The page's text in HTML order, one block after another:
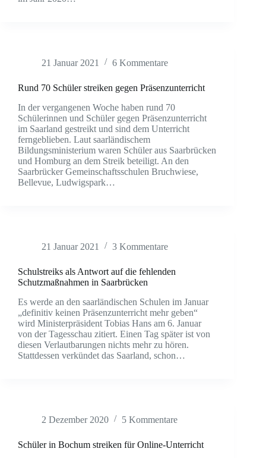
21 Januar 2021 6 Kommentare
Rund 70 Schüler streiken gegen Präsenzunterricht
In der vergangenen Woche haben rund 70
Schülerinnen und Schüler gegen Präsenzunterricht
im Saarland gestreikt und sind dem Unterricht
ferngeblieben. Laut saarländischem
Bildungsministerium waren Schüler aus Saarbrücken
und Homburg an dem Streik beteiligt. An den
Saarbrücker Gemeinschaftsschulen Bruchwiese,
Bellevue, Ludwigspark…
21 Januar 2021 3 Kommentare
Schulstreiks als Antwort auf die fehlenden
Schutzmaßnahmen in Saarbrücken
Es werde an den saarländischen Schulen im Januar
„definitiv keinen Präsenzunterricht mehr geben“
wird Ministerpräsident Tobias Hans am 6. Januar
von der Tagesschau zitiert. Einen Tag später ist von
diesen Verlautbarungen nichts mehr zu hören.
Stattdessen verkündet das Saarland, schon…
2 Dezember 2020 5 Kommentare
Schüler in Bochum streiken für Online-Unterricht